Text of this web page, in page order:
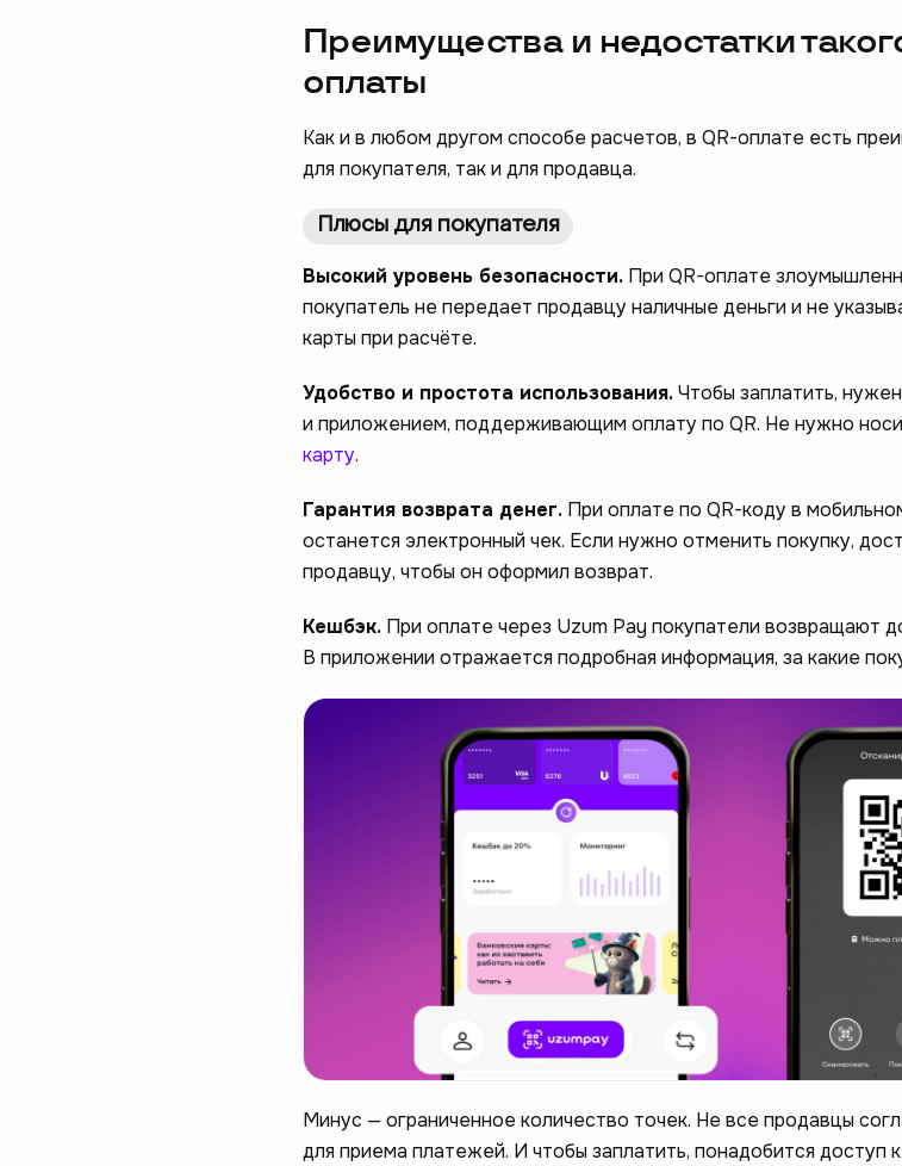
Преимущества и недостатки
оплаты
Как и в любом другом способе расчетов, в QR-оплате есть
для покупателя, так и для продавца.
Плюсы для покупателя
Высокий уровень безопасности. При QR-оплате
покупатель не передает продавцу наличные деньги и не
карты при расчёте.
Удобство и простота использования.Чтобы заплатить,
и приложением, поддерживающим оплату по QR. Не нужно
карту.
Гарантия возврата денег. При оплате по QR-коду в
останется электронный чек. Если нужно отменить покупку,
продавцу, чтобы он оформил возврат.
Кешбэк. При оплате через Uzum Pay покупатели возвращают
В приложении отражается подробная информация, за какие
Минус — ограниченное количество точек. Не все продавцы
для приема платежей. И чтобы заплатить, понадобится доступ